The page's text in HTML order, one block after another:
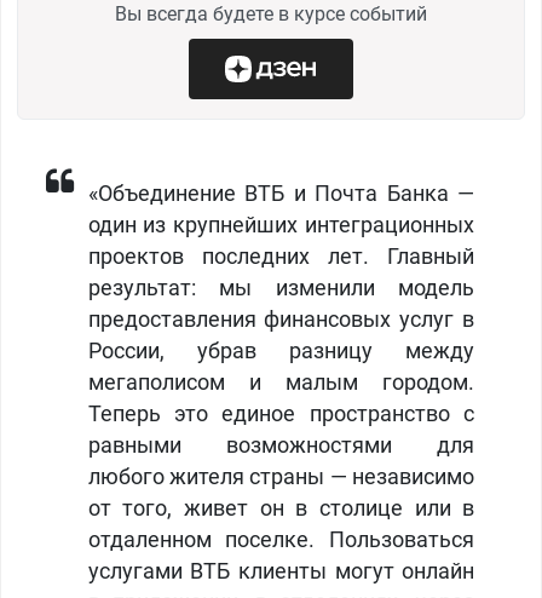
Вы всегда будете в курсе событий
«Объединение ВТБ и Почта Банка —
один из крупнейших интеграционных
проектов последних лет. Главный
результат: мы изменили модель
предоставления финансовых услуг в
России, убрав разницу между
мегаполисом и малым городом.
Теперь это единое пространство с
равными возможностями для
любого жителя страны — независимо
от того, живет он в столице или в
отдаленном поселке. Пользоваться
услугами ВТБ клиенты могут онлайн